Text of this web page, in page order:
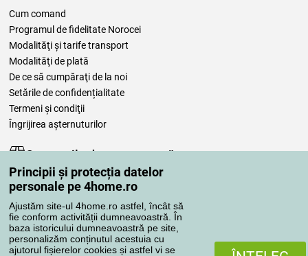
Principii și protecția datelor
personale pe 4home.ro
Ajustăm site-ul 4home.ro astfel, încât să
fie conform activității dumneavoastră. În
baza istoricului dumneavoastră pe site,
personalizăm conținutul acestuia cu
ajutorul fișierelor cookies și astfel vi se
Cum comand
Programul de fidelitate Norocei
Modalităţi şi tarife transport
Modalităţi de plată
De ce să cumpăraţi de la noi
Setările de confidențialitate
Termeni şi condiţii
Îngrijirea așternuturilor
Comenzile dumneavoastră
Contul meu
Revizuirea comenzilor
Reclamaţii
Retragere de la contract
Regulile de procesare a recenziilor